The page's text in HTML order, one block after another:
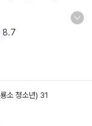
8.7
소 청소년) 31